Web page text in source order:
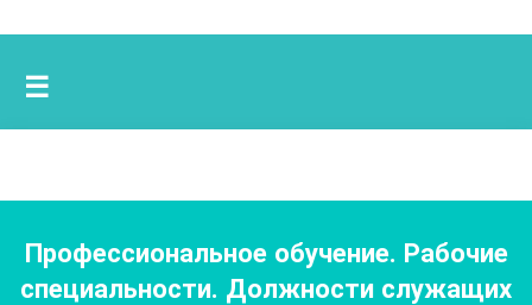
☰
Профессиональное обучение. Рабочие
специальности. Должности служащих